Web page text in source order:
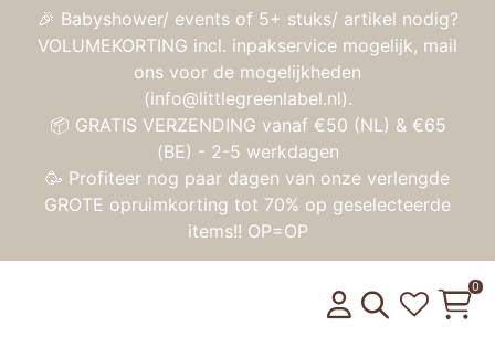
🎉 Babyshower/ events of 5+ stuks/ artikel nodig?
VOLUMEKORTING incl. inpakservice mogelijk, mail
ons voor de mogelijkheden
(info@littlegreenlabel.nl).
📦 GRATIS VERZENDING vanaf €50 (NL) & €65
(BE) - 2-5 werkdagen
🥳 Profiteer nog paar dagen van onze verlengde
GROTE opruimkorting tot 70% op geselecteerde
items!! OP=OP
Toggle
0